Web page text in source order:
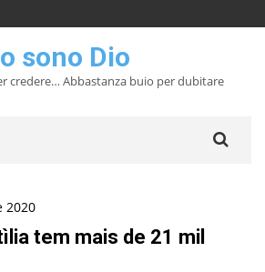
sono Dio
credere… Abbastanza buio per dubitare
for:
2020
tem mais de 21 mil